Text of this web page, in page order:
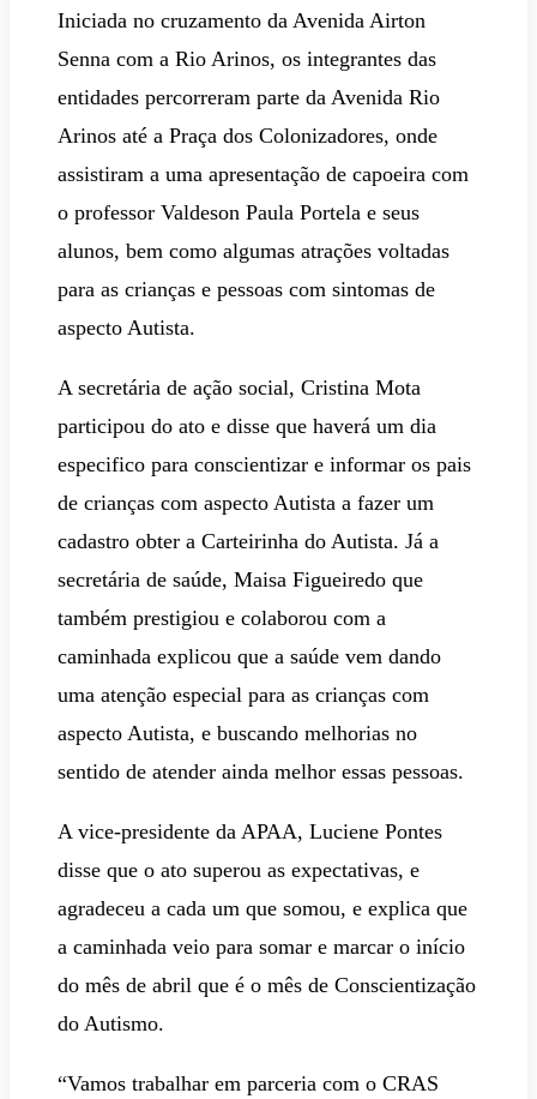
Iniciada no cruzamento da Avenida Airton
Senna com a Rio Arinos, os integrantes das
entidades percorreram parte da Avenida Rio
Arinos até a Praça dos Colonizadores, onde
assistiram a uma apresentação de capoeira com
o professor Valdeson Paula Portela e seus
alunos, bem como algumas atrações voltadas
para as crianças e pessoas com sintomas de
aspecto Autista.
A secretária de ação social, Cristina Mota
participou do ato e disse que haverá um dia
especifico para conscientizar e informar os pais
de crianças com aspecto Autista a fazer um
cadastro obter a Carteirinha do Autista. Já a
secretária de saúde, Maisa Figueiredo que
também prestigiou e colaborou com a
caminhada explicou que a saúde vem dando
uma atenção especial para as crianças com
aspecto Autista, e buscando melhorias no
sentido de atender ainda melhor essas pessoas.
A vice-presidente da APAA, Luciene Pontes
disse que o ato superou as expectativas, e
agradeceu a cada um que somou, e explica que
a caminhada veio para somar e marcar o início
do mês de abril que é o mês de Conscientização
do Autismo.
“Vamos trabalhar em parceria com o CRAS